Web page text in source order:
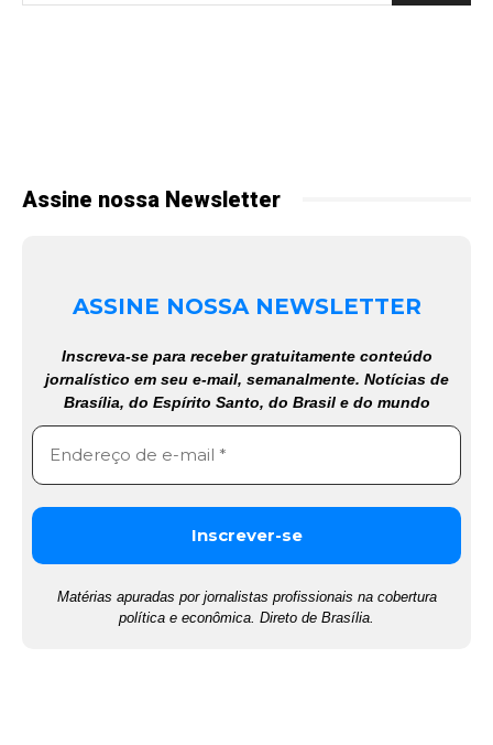
Assine nossa Newsletter
ASSINE NOSSA NEWSLETTER
Inscreva-se para receber gratuitamente conteúdo
jornalístico em seu e-mail, semanalmente. Notícias de
Brasília, do Espírito Santo, do Brasil e do mundo
Matérias apuradas por jornalistas profissionais na cobertura
política e econômica. Direto de Brasília.